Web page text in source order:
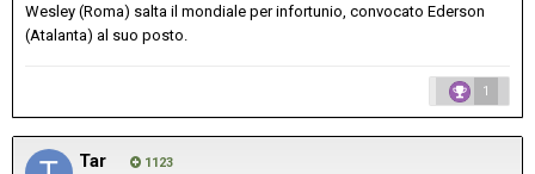
Wesley (Roma) salta il mondiale per infortunio, convocato Ederson
(Atalanta) al suo posto.
1
Tar 1123